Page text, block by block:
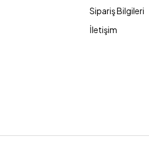
Sipariş Bilgileri
İletişim